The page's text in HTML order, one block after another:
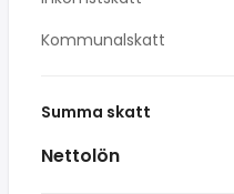
Kommunalskatt
Summa skatt
Nettolön